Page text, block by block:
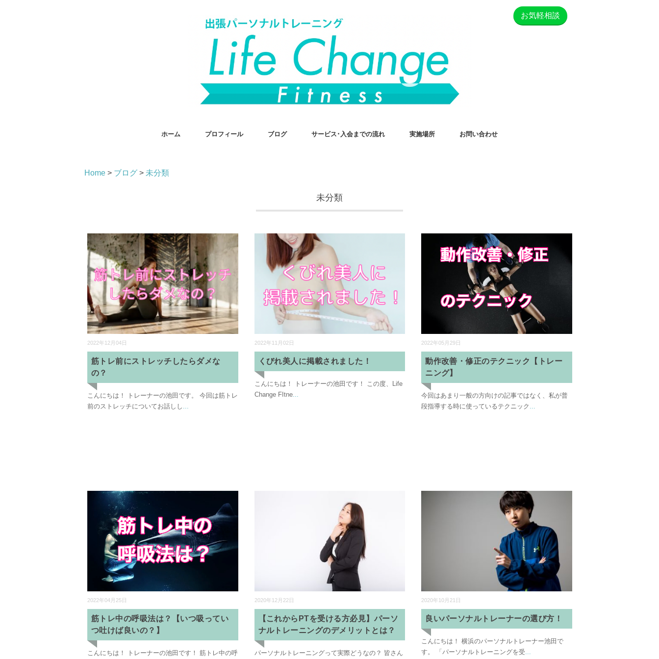
お気軽相談
ホーム プロフィール ブログ サービス･入会までの流れ 実施場所 お問い合わせ
Home > ブログ > 未分類
未分類
2022年12月04日
筋トレ前にストレッチしたらダメな
の？
こんにちは！ トレーナーの池田です。 今回は筋トレ
前のストレッチについてお話しし ...
2022年11月02日
くびれ美人に掲載されました！
こんにちは！ トレーナーの池田です！ この度、Life
Change FItne...
2022年05月29日
動作改善・修正のテクニック【トレー
ニング】
今回はあまり一般の方向けの記事ではなく、私が普
段指導する時に使っているテクニック ...
2022年04月25日
筋トレ中の呼吸法は？【いつ吸ってい
つ吐けば良いの？】
こんにちは！ トレーナーの池田です！ 筋トレ中の呼
2020年12月22日
【これからPTを受ける方必見】パーソ
ナルトレーニングのデメリットとは？
パーソナルトレーニングって実際どうなの？ 皆さん
2020年10月21日
良いパーソナルトレーナーの選び方！
こんにちは！ 横浜のパーソナルトレーナー池田で
す。 「パーソナルトレーニングを受...